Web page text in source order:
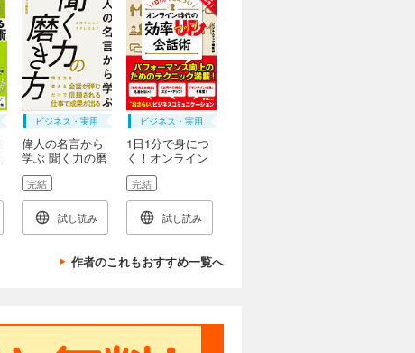
ビジネス・実用
偉人の名言から
学ぶ 聞く力の磨
き方
完結
試し読み
ビジネス・実用
1日1分で身につ
く！オンライン
時代の効率アッ
プ会話術
完結
試し読み
作者のこれもおすすめ一覧へ